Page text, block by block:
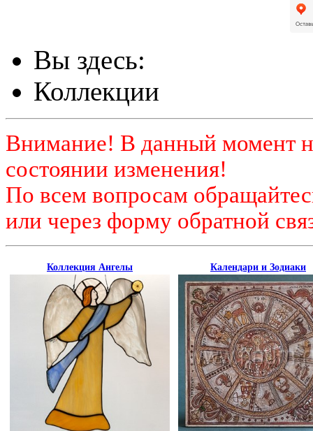
Вы здесь:
Коллекции
Внимание! В данный момент
состоянии изменения!
По всем вопросам
или через форму обратной
Коллекция Ангелы Календари и Зодиаки